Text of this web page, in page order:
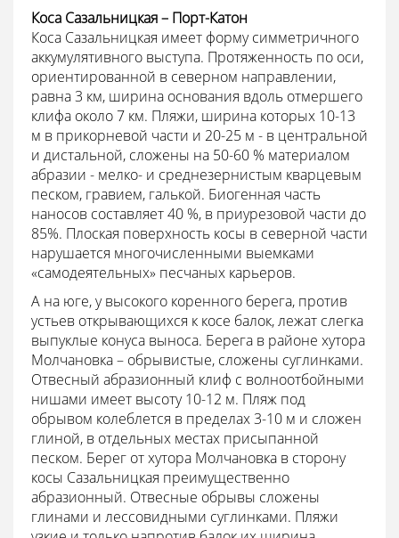
Коса Сазальницкая – Порт-Катон
Коса Сазальницкая имеет форму симметричного
аккумулятивного выступа. Протяженность по оси,
ориентированной в северном направлении,
равна 3 км, ширина основания вдоль отмершего
клифа около 7 км. Пляжи, ширина которых 10-13
м в прикорневой части и 20-25 м - в центральной
и дистальной, сложены на 50-60 % материалом
абразии - мелко- и среднезернистым кварцевым
песком, гравием, галькой. Биогенная часть
наносов составляет 40 %, в приурезовой части до
85%. Плоская поверхность косы в северной части
нарушается многочисленными выемками
«самодеятельных» песчаных карьеров.
А на юге, у высокого коренного берега, против
устьев открывающихся к косе балок, лежат слегка
выпуклые конуса выноса. Берега в районе хутора
Молчановка – обрывистые, сложены суглинками.
Отвесный абразионный клиф с волноотбойными
нишами имеет высоту 10-12 м. Пляж под
обрывом колеблется в пределах 3-10 м и сложен
глиной, в отдельных местах присыпанной
песком. Берег от хутора Молчановка в сторону
косы Сазальницкая преимущественно
абразионный. Отвесные обрывы сложены
глинами и лессовидными суглинками. Пляжи